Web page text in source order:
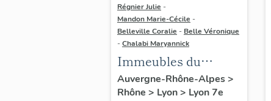
Régnier Julie -
Mandon Marie-Cécile -
Belleville Coralie - Belle Véronique
-Chalabi Maryannick
Immeubles du
secteur d'étude La
Guillotière
Auvergne-Rhône-Alpes>
Rhône > Lyon> Lyon 7e